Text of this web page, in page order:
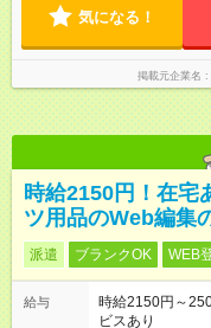
気になる！
掲載元企業名
時給2150円！在宅
ツ用品のWeb編集
派遣 ブランクOK WEB
給与
時給2150円～
ビスあり